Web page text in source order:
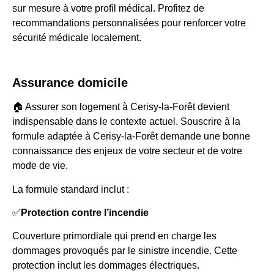
sur mesure à votre profil médical. Profitez de
recommandations personnalisées pour renforcer votre
sécurité médicale localement.
Assurance domicile
🏠 Assurer son logement à Cerisy-la-Forêt devient
indispensable dans le contexte actuel. Souscrire à la
formule adaptée à Cerisy-la-Forêt demande une bonne
connaissance des enjeux de votre secteur et de votre
mode de vie.
La formule standard inclut :
✅ Protection contre l’incendie
Couverture primordiale qui prend en charge les
dommages provoqués par le sinistre incendie. Cette
protection inclut les dommages électriques.